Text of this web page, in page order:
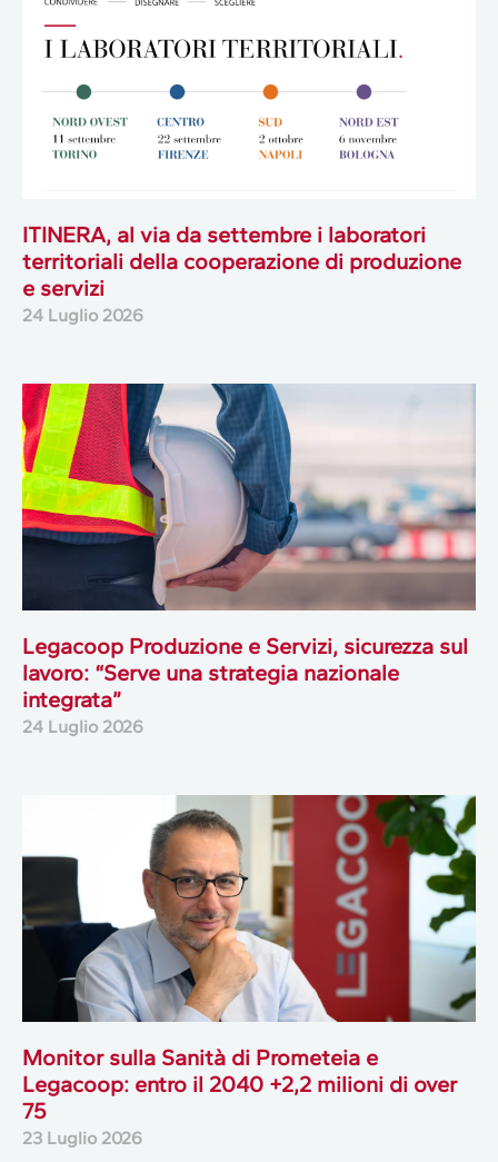
ITINERA, al via da settembre i laboratori
territoriali della cooperazione di produzione
e servizi
24 Luglio 2026
Legacoop Produzione e Servizi, sicurezza sul
lavoro: “Serve una strategia nazionale
integrata”
24 Luglio 2026
Monitor sulla Sanità di Prometeia e
Legacoop: entro il 2040 +2,2 milioni di over
75
23 Luglio 2026